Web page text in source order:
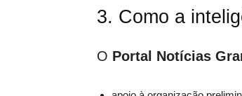
3. Como a
O Portal Notícias